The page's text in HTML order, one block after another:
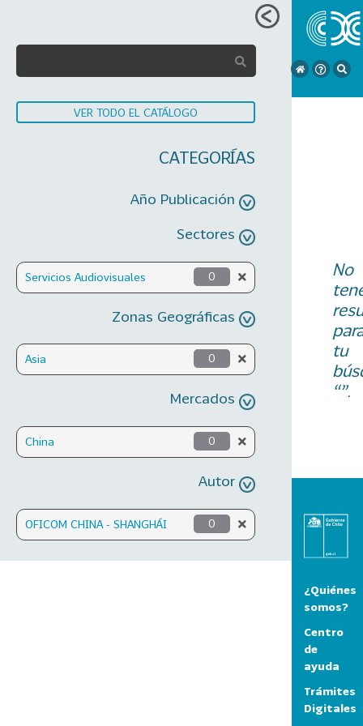
VER TODO EL CATÁLOGO
CATEGORÍAS
Año Publicación
Sectores
Servicios Audiovisuales 0
Zonas Geográficas
Asia 0
Mercados
China 0
Autor
OFICOM CHINA - SHANGHÁI 0
No
tu
“”.
¿Quiénes
somos?
Centro
de
ayuda
Trámites
Digitales